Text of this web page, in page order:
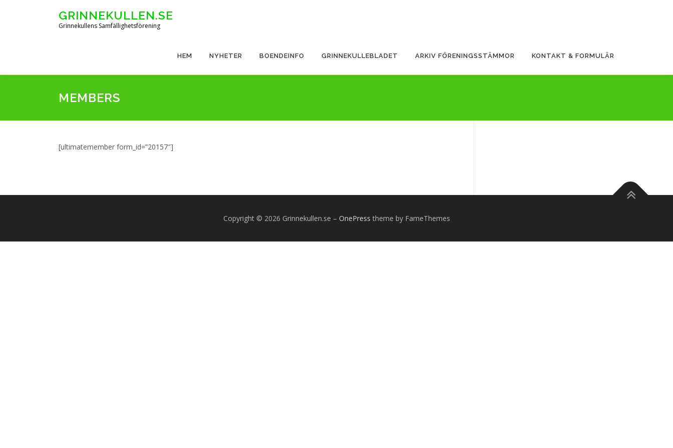
GRINNEKULLEN.SE
Grinnekullens Samfällighetsförening
HEM NYHETER BOENDEINFO GRINNEKULLEBLADET ARKIV FÖRENINGSSTÄMMOR KONTAKT & FORMULÄR
MEMBERS
[ultimatemember form_id=”20157″]
Copyright © 2026 Grinnekullen.se – OnePress theme by FameThemes